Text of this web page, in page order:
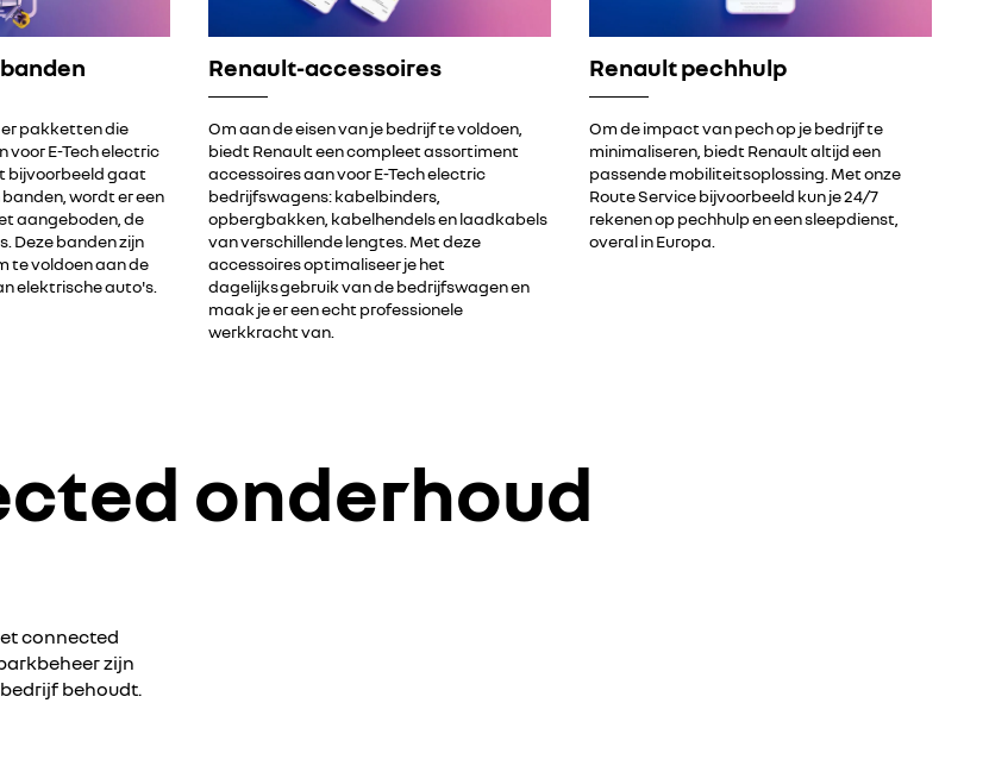
er pakketten die
voor E-Tech electric
bijvoorbeeld gaat
wordt er een
aangeboden, de
Deze banden zijn
te voldoen aan de
elektrische auto's.
Renault-accessoires
Om aan de eisen van je bedrijf te voldoen,
biedt Renault een compleet assortiment
accessoires aan voor E-Tech electric
bedrijfswagens: kabelbinders,
opbergbakken, kabelhendels en laadkabels
van verschillende lengtes. Met deze
accessoires optimaliseer je het
dagelijks gebruik van de bedrijfswagen en
maak je er een echt professionele
werkkracht van.
Renault pechhulp
Om de impact van pech op je bedrijf te
minimaliseren, biedt Renault altijd een
passende mobiliteitsoplossing. Met onze
Route Service bijvoorbeeld kun je 24/7
rekenen op pechhulp en een sleepdienst,
overal in Europa.
onderhoud
connected
zijn
behoudt.